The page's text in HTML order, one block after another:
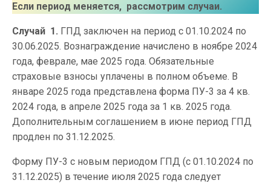
Если период меняется, рассмотрим случаи.
Случай 1. ГПД заключен на период с 01.10.2024 по
30.06.2025. Вознаграждение начислено в ноябре 2024
года, феврале, мае 2025 года. Обязательные
страховые взносы уплачены в полном объеме. В
январе 2025 года представлена форма ПУ-3 за 4 кв.
2024 года, в апреле 2025 года за 1 кв. 2025 года.
Дополнительным соглашением в июне период ГПД
продлен по 31.12.2025.
Форму ПУ-3 с новым периодом ГПД (с 01.10.2024 по
31.12.2025) в течение июля 2025 года следует